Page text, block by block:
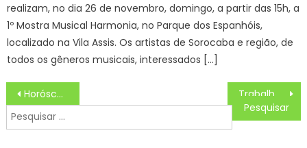
realizam, no dia 26 de novembro, domingo, a partir das 15h, a
1º Mostra Musical Harmonia, no Parque dos Espanhóis,
localizado na Vila Assis. Os artistas de Sorocaba e região, de
todos os gêneros musicais, interessados […]
Navegação
de
Post
Horóscopo do Dia de Hoje Previsões dos astros, cor e número da sorte do seu signo, Sábado (28/12/2024)
Pesquisar
por: